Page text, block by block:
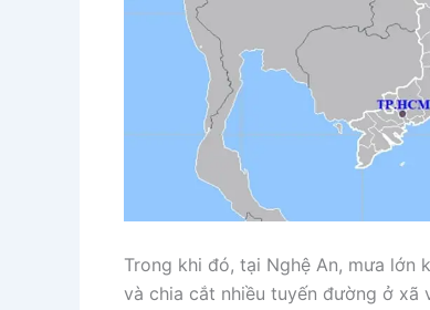
Trong khi đó, tại Nghệ An, mưa lớn
và chia cắt nhiều tuyến đường ở xã